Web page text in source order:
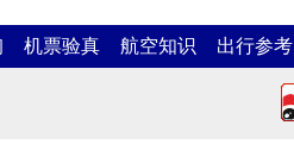
机票验真 航空知识 出行参考